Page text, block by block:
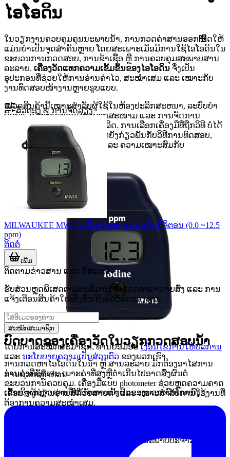
ໄອໂອດິນ
ໃນວຽກງານຄວບຄຸມຄຸນນະພາບນ້ໍາ, ການກວດຄ່າສານອອກ຤ິດໃຫ້
ແມ່ນຍໍາເປັນຈຸດສໍາຄັນຫຼາຍ ໂດຍສະເພາະເມື່ອມີການໃຊ້ໄອໂອດິນໃນ
ຂະບວນການກວດສອບ, ການຂ້າເຊື້ອ ຫຼື ການຄວບຄຸມສະພາບສານ
ລະລາຍ. ເຄື່ອງວັດແທກຄວາມເຂັ້ມຂົ້ນຂອງໄອໂອດິນ ຈຶ່ງເປັນ
ອຸປະກອນທີ່ຊ່ວຍໃຫ້ການອ່ານຄ່າໄວ, ສະໝໍ່າເສມ ແລະ ເໝາະກັບ
ງານທົດສອບໜ້າງານຫຼາຍຮູບແບບ.
ໝວດສິນຄ້ານີ້ເໝາະສໍາລັບຜູ້ໃຊ້ໃນຫ້ອງປະລິກສະຫນາ, ລະບົບບໍາ
ບັດນ້ໍາ, ວຽກງານກວດສອບພາກສະໜາມ ແລະ ການຈັດການ
ຄຸນນະພາບໃນຂະບວນການຜະລິດ. ການເລືອກເຄື່ອງມືທີ່ຖືກວິທີ ບໍ່ໄດ້
ຂຶ້ນກັບພຽງແຕ່ຊ່ວງການວັດ, ແຕ່ຍັງກ່ຽວພັນກັບວິທີການທົດສອບ,
ຄວາມສະດວກໃນການພົກພາ ແລະ ຄວາມເໝາະສົມກັບ
ສະພາບການໃຊ້ງານຈິງ.
ບົດບາດຂອງເຄື່ອງວັດໃນວຽກກວດສອບນ້ໍາ
ການກວດຫາໄອໂອດິນໃນນ້ໍາ ຫຼື ສານລະລາຍ ມັກຕ້ອງອາໄສການ
ອ່ານຄ່າທີ່ຊັດເຈນ ເພາະຄ່າທີ່ສູງຫຼືຕໍ່າເກີນໄປອາດສົ່ງຜົນຕໍ່
ຂະບວນການຄວບຄຸມ. ເຄື່ອງມືແບບ photometer ຊ່ວຍຫຼຸດຄວາມຄາດ
ເຄື່ອນຈາກການອ່ານສີດ້ວຍສາຍຕາ ແລະ ເໝາະສໍາລັບການໃຊ້ງານທີ່
ຕ້ອງການຄວາມສະໝໍ່າເສມ.
ໃນໝວດນີ້ຈຶ່ງມີບົດບາດທັງໃນການກວດຄຸນນະພາບປະຈໍາວັນ ແລະ
ຕົວຕອງ & ການຈັດລຽງ
MILWAUKEE MW-13 ເຄື່ອງທົດສອບໄອໂອດິນດິຈິຕອນ (0.0 ~12.5
ppm)
ຕິດຕໍ່
ເພີ່ມ
ຕິດຕາມຂ່າວສານ ແລະ ຂໍ້ສະເໜີ
ຮັບສ່ວນຫຼຸດພິເສດຕາມປະລິມານ, ອັບເດດລາຄາຂາຍສົ່ງ ແລະ ການ
ແຈ້ງເຕືອນສິນຄ້າໃໝ່ສົ່ງກົງເຖິງອິນບັອກຂອງທ່ານ.
ສະໝັກສະມາຊິກ
ໂດຍການສະໝັກສະມາຊິກ, ທ່ານຍອມຮັບເງື່ອນໄຂການໃຫ້ບໍລິການ
ແລະ ນະໂຍບາຍຄວາມເປັນສ່ວນຕົວ ຂອງພວກເຮົາ.
ການຊ່ວຍເຫຼືໍາດ່ວນ
ເຂົ້າເຖິງຜູ້ຊ່ຽວຊານທີ່ໄດ້ຮັບການຢັ້ງຢືນຂອງພວກເຮົາໂດຍກົງ